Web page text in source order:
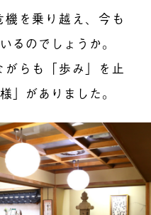
を乗り越え、今も
るのでしょうか。
らも「歩み」を止
」がありました。